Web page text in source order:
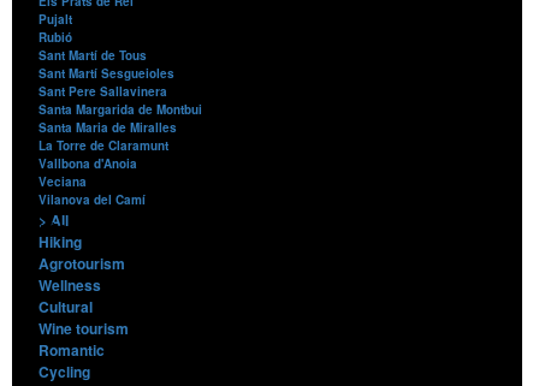
Pujalt
Rubió
Sant Martí de Tous
Sant Martí Sesgueioles
Sant Pere Sallavinera
Santa Margarida de Montbui
Santa Maria de Miralles
La Torre de Claramunt
Vallbona d'Anoia
Veciana
Vilanova del Camí
Contents
> All
Hiking
Agrotourism
Wellness
Cultural
Wine tourism
Romantic
Cycling